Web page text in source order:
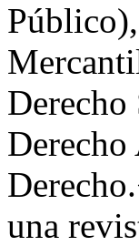
Derecho
una